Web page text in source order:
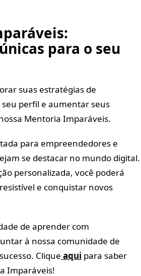
para o seu
suas estratégias de
perfil e aumentar seus
Mentoria Imparáveis.
para empreendedores e
se destacar no mundo digital.
personalizada, você poderá
e conquistar novos
de aprender com
à nossa comunidade de
Clique aqui para saber
Imparáveis!